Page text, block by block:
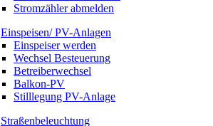
Stromzähler abmelden
Einspeisen/ PV-Anlagen
Einspeiser werden
Wechsel Besteuerung
Betreiberwechsel
Balkon-PV
Stilllegung PV-Anlage
Straßenbeleuchtung